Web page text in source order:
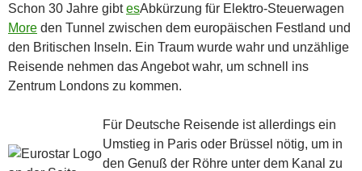
Schon 30 Jahre gibtesAbkürzung für Elektro-Steuerwagen
More den Tunnel zwischen dem europäischen Festland und
den Britischen Inseln. Ein Traum wurde wahr und unzählige
Reisende nehmen das Angebot wahr, um schnell ins
Zentrum Londons zu kommen.
Für Deutsche Reisende ist allerdings ein
Umstieg in Paris oder Brüssel nötig, um in
den Genuß der Röhre unter dem Kanal zu